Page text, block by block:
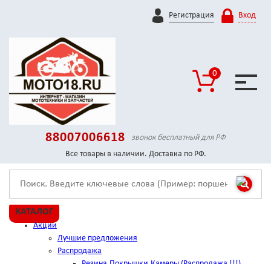
Регистрация Вход
0
88007006618
звонок бесплатный для РФ
Все товары в наличии. Доставка по РФ.
КАТАЛОГ
Акции
Лучшие предложения
Распродажа